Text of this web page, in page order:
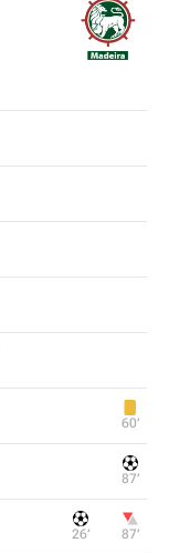
60‎’‎
87‎’‎
26‎’‎ 87‎’‎